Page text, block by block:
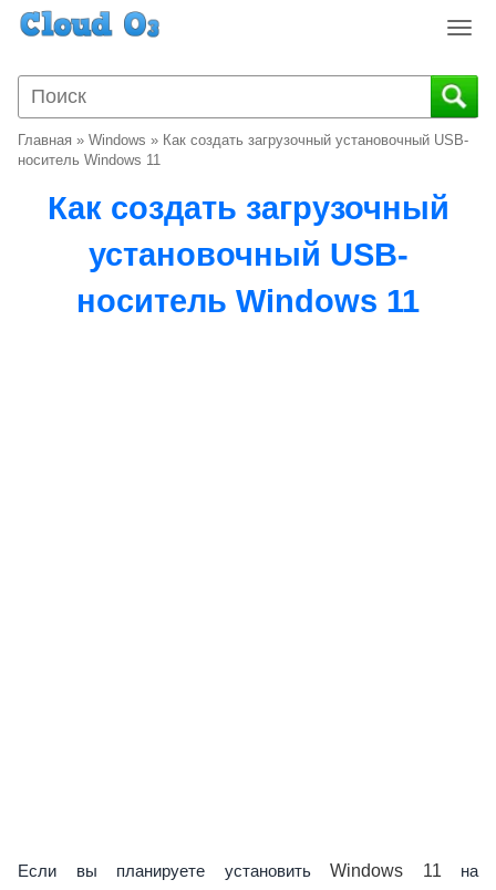
T
g
g
Главная » Windows » Как создать загрузочный установочный USB-
носитель Windows 11
Как создать загрузочный
установочный USB-
носитель Windows 11
Если вы планируете установить Windows 11 на